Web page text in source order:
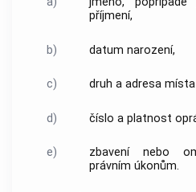
příjmení,
b) datum narození,
c) druh a adresa
d) číslo a platnost
e)
zbavení nebo
právním úkonům.